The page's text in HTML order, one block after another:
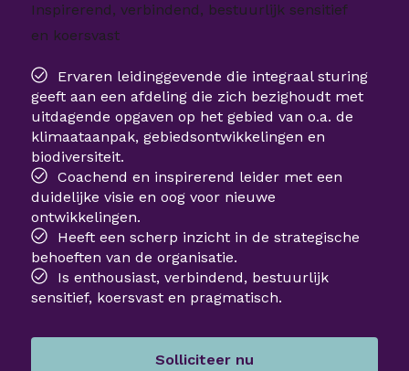
Inspirerend, verbindend, bestuurlijk sensitief
en koersvast
Ervaren leidinggevende die integraal sturing
geeft aan een afdeling die zich bezighoudt met
uitdagende opgaven op het gebied van o.a. de
klimaataanpak, gebiedsontwikkelingen en
biodiversiteit.
Coachend en inspirerend leider met een
duidelijke visie en oog voor nieuwe
ontwikkelingen.
Heeft een scherp inzicht in de strategische
behoeften van de organisatie.
Is enthousiast, verbindend, bestuurlijk
sensitief, koersvast en pragmatisch.
Solliciteer nu